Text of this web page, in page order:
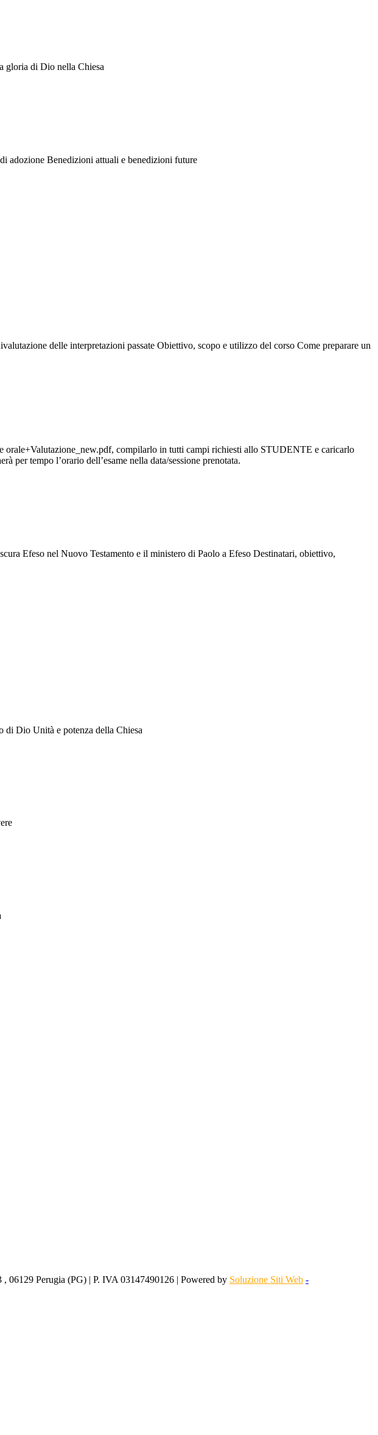
gloria di Dio nella Chiesa
adozione Benedizioni attuali e benedizioni future
delle interpretazioni passate Obiettivo, scopo e utilizzo del corso Come preparare un
compilarlo in tutti campi richiesti allo STUDENTE e caricarlo
per tempo l’orario dell’esame nella data/sessione prenotata.
Efeso nel Nuovo Testamento e il ministero di Paolo a Efeso Destinatari, obiettivo,
di Dio Unità e potenza della Chiesa
Perugia (PG) | P. IVA 03147490126 | Powered by Soluzione Siti Web -